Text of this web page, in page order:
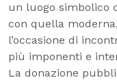
un luogo simbolico
con quella
l’occasione di
più imponenti e
La donazione